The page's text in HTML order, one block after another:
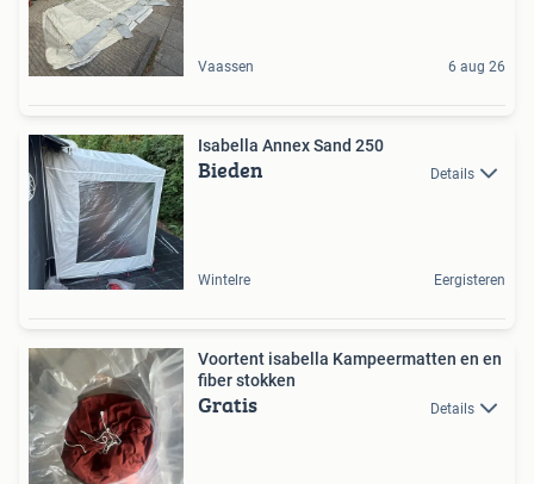
Vaassen 6 aug 26
Isabella Annex Sand 250
Bieden Details
Wintelre Eergisteren
Voortent isabella Kampeermatten en en
fiber stokken
Gratis Details